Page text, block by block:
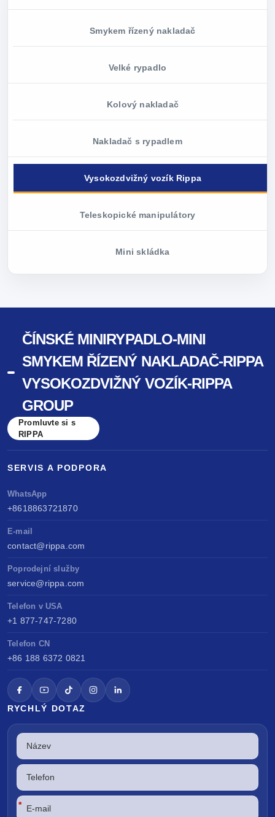
Smykem řízený nakladač
Velké rypadlo
Kolový nakladač
Nakladač s rypadlem
Vysokozdvižný vozík Rippa
Teleskopické manipulátory
Mini skládka
ČÍNSKÉ MINIRYPADLO-MINI
SMYKEM ŘÍZENÝ NAKLADAČ-RIPPA
VYSOKOZDVIŽNÝ VOZÍK-RIPPA
GROUP
Promluvte si s
RIPPA
SERVIS A PODPORA
WhatsApp
+8618863721870
E-mail
contact@rippa.com
Poprodejní služby
service@rippa.com
Telefon v USA
+1 877-747-7280
Telefon CN
+86 188 6372 0821
RYCHLÝ DOTAZ
*